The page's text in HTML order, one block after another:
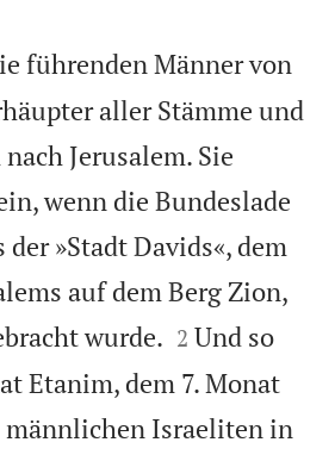
führenden Männer von
aller Stämme und
Jerusalem. Sie
wenn die Bundeslade
der »Stadt Davids«, dem
auf dem Berg Zion,
wurde. 

2 Und so
Etanim, dem 7. Monat
männlichen Israeliten in